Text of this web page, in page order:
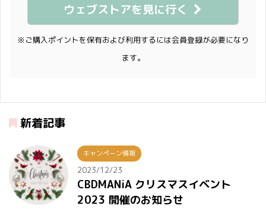
ウェブストアを見に行く
※ご購入ポイントを保有および利用するには会員登録が必要になり
ます。
新着記事
キャンペーン情報
2023/12/23
CBDMANiA クリスマスイベント
2023 開催のお知らせ